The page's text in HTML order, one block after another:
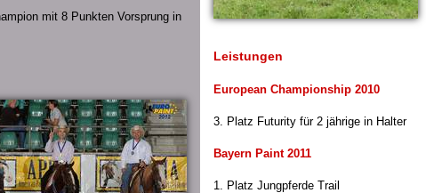
mit 8 Punkten Vorsprung in
Leistungen
European Championship 2010
3. Platz Futurity für 2 jährige in Halter
Bayern Paint 2011
1. Platz Jungpferde Trail